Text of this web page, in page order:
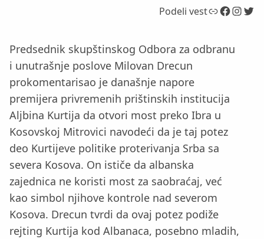
Podeli vestLink Facebook InstagramTwitter
Predsednik skupštinskog Odbora za odbranu
i unutrašnje poslove Milovan Drecun
prokomentarisao je današnje napore
premijera privremenih prištinskih institucija
Aljbina Kurtija da otvori most preko Ibra u
Kosovskoj Mitrovici navodeći da je taj potez
deo Kurtijeve politike proterivanja Srba sa
severa Kosova. On ističe da albanska
zajednica ne koristi most za saobraćaj, već
kao simbol njihove kontrole nad severom
Kosova. Drecun tvrdi da ovaj potez podiže
rejting Kurtija kod Albanaca, posebno mladih,